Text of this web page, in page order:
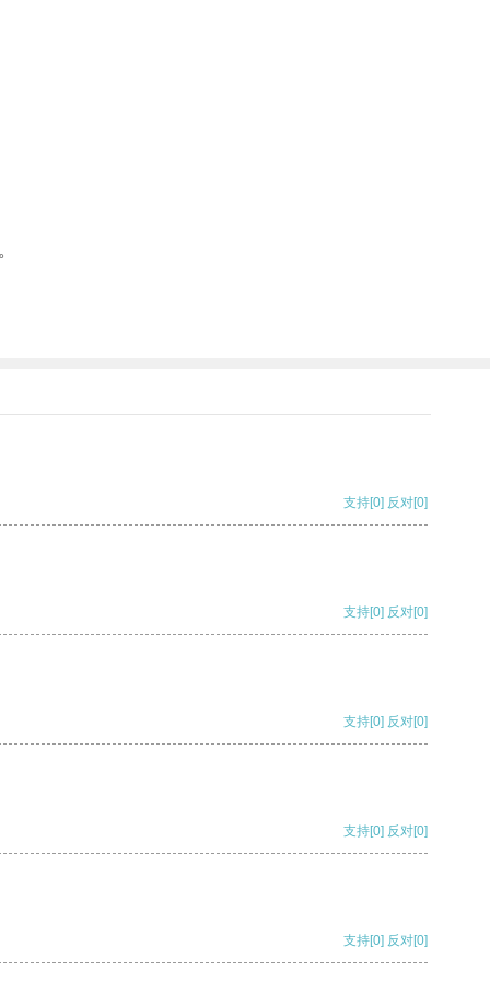
支持[0] 反对[0]
支持[0] 反对[0]
支持[0] 反对[0]
支持[0] 反对[0]
支持[0] 反对[0]